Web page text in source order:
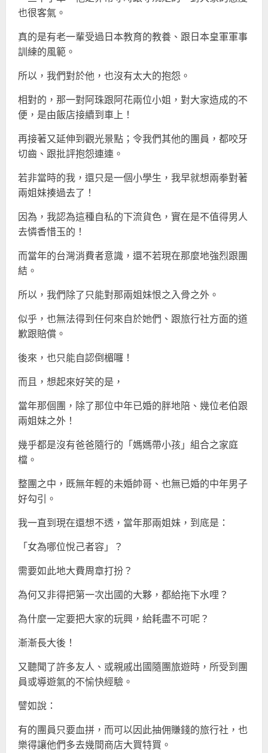
也很客氣。
真的是有老一輩受過日本教育的教養、跟日本皇軍軍事
訓練的風範。
所以，我們對於他，也沒有太大的抱怨。
相對的，那一對阿珠跟阿花兩位小姐，對大家造成的不
便，是由飯店接續到車上！
再接著又延伸到觀光景點；令我們其他的團員，都咬牙
切齒、跟批評抱怨連連。
若非當時的我，還只是一個小學生，我早就想兩拳對著
兩姐妹揍過去了！
因為，我認為這種自私的下流貨色，實在是不值得男人
去憐香惜玉的！
而當年的台灣消費者意識，還不若現在那麼地強烈跟團
結。
所以，我們除了只能對那兩姐妹恨之入骨之外。
似乎，也無法得到任何來自於她們、跟旅行社方面的道
歉跟賠償。
後來，也只能自認倒楣囉！
而且，想起來好笑的是，
當年那個團，除了那位中年已婚的胖地陪、幾位老伯跟
兩姐妹之外！
幾乎都是沒有爸爸隨行的「媽媽帶小孩」組合之家庭
檔。
整團之中，既無年輕的未婚帥哥、也無已婚的中年男子
好勾引。
我一直到現在還想不透，當年那兩姐妹，到底是：
「女為哪位悅己者容」？
需要如此地大費周章打扮？
為何又非得把第一次出國的大夥，都給拖下水哩？
為什麼一定要把大家的玩興，給耗盡不可呢？
漸漸長大後！
又聽聞了許多友人、或親戚出國隨團旅遊時，所受到團
員或導遊氣的不愉快經驗。
譬如說：
有的團員只要血拼，而可以因此抽佣賺錢的旅行社，也
樂得讓他們多去幾間商店大買特買。